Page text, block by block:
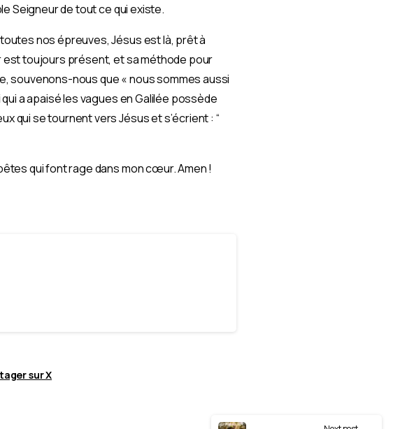
Seigneur de tout ce qui existe.
nos épreuves, Jésus est là, prêt à
est toujours présent, et sa méthode pour
souvenons-nous que « nous sommes aussi
a apaisé les vagues en Galilée possède
qui se tournent vers Jésus et s’écrient : “
qui font rage dans mon cœur. Amen !
sur X